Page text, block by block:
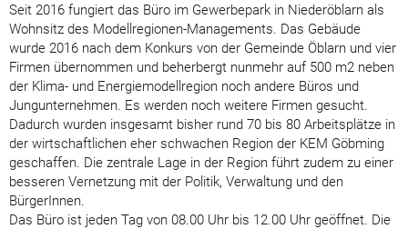
Seit 2016 fungiert das Büro im Gewerbepark in Niederöblarn als
Wohnsitz des Modellregionen-Managements. Das Gebäude
wurde 2016 nach dem Konkurs von der Gemeinde Öblarn und vier
Firmen übernommen und beherbergt nunmehr auf 500 m2 neben
der Klima- und Energiemodellregion noch andere Büros und
Jungunternehmen. Es werden noch weitere Firmen gesucht.
Dadurch wurden insgesamt bisher rund 70 bis 80 Arbeitsplätze in
der wirtschaftlichen eher schwachen Region der KEM Göbming
geschaffen. Die zentrale Lage in der Region führt zudem zu einer
besseren Vernetzung mit der Politik, Verwaltung und den
BürgerInnen.
Das Büro ist jeden Tag von 08.00 Uhr bis 12.00 Uhr geöffnet. Die